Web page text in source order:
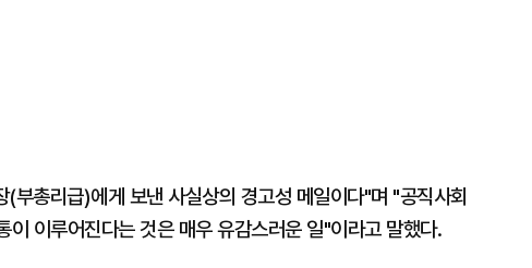
부총리급)에게 보낸 사실상의 경고성 메일이다"며 "공직사회
이루어진다는 것은 매우 유감스러운 일"이라고 말했다.